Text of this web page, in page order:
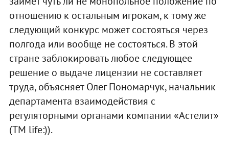
отношению к остальным игрокам, к тому же
следующий конкурс может состояться через
полгода или вообще не состояться. В этой
стране заблокировать любое следующее
решение о выдаче лицензии не составляет
труда, объясняет Олег Пономарчук, начальник
департамента взаимодействия с
регуляторными органами компании «Астелит»
(ТМ life:)).